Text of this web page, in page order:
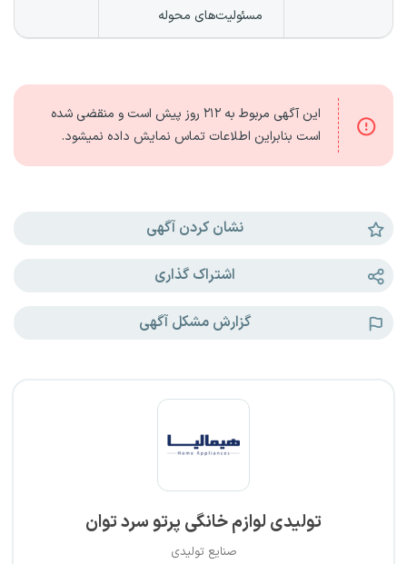
مسئولیت‌های محوله
این آگهی مربوط به ۲۱۲ روز
پیش است و منقضی شده
است بنابراین اطلاعات تماس نمایش داده نمیشود.
نشان کردن آگهی
اشتراک گذاری
گزارش مشکل آگهی
تولیدی لوازم خانگی پرتو سرد توان
صنایع تولیدی